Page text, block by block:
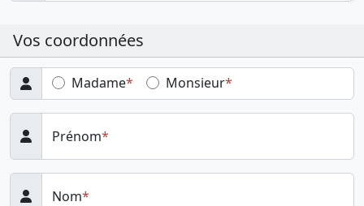
Vos coordonnées
Madame Monsieur
Prénom
Nom